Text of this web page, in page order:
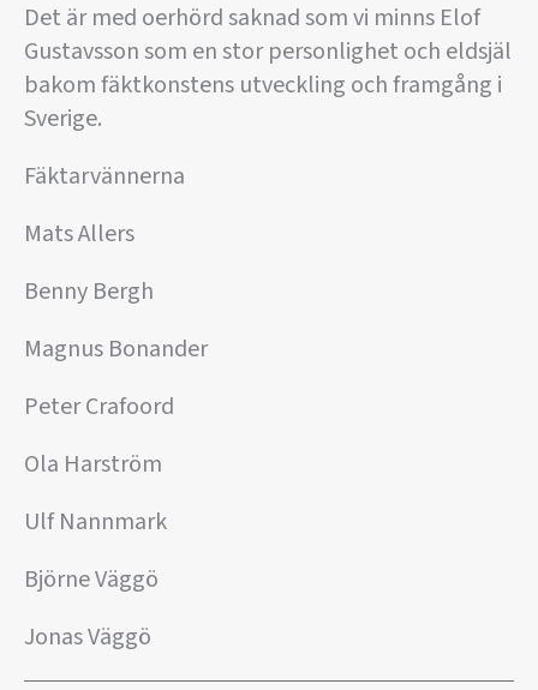
Det är med oerhörd saknad som vi minns Elof
Gustavsson som en stor personlighet och eldsjäl
bakom fäktkonstens utveckling och framgång i
Sverige.
Fäktarvännerna
Mats Allers
Benny Bergh
Magnus Bonander
Peter Crafoord
Ola Harström
Ulf Nannmark
Björne Väggö
Jonas Väggö